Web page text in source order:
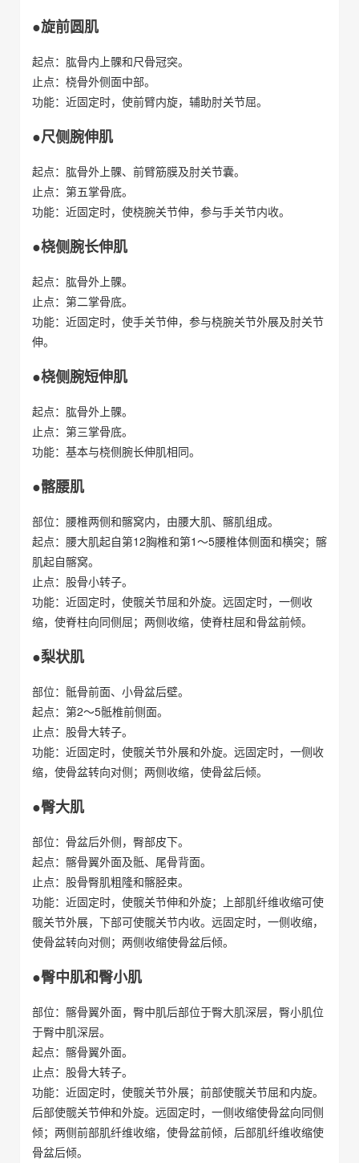
●旋前圆肌
起点：肱骨内上髁和尺骨冠突。
止点：桡骨外侧面中部。
功能：近固定时，使前臂内旋，辅助肘关节屈。
●尺侧腕伸肌
起点：肱骨外上髁、前臂筋膜及肘关节囊。
止点：第五掌骨底。
功能：近固定时，使桡腕关节伸，参与手关节内收。
●桡侧腕长伸肌
起点：肱骨外上髁。
止点：第二掌骨底。
功能：近固定时，使手关节伸，参与桡腕关节外展及肘关节
伸。
●桡侧腕短伸肌
起点：肱骨外上髁。
止点：第三掌骨底。
功能：基本与桡侧腕长伸肌相同。
●髂腰肌
部位：腰椎两侧和髂窝内，由腰大肌、髂肌组成。
起点：腰大肌起自第12胸椎和第1～5腰椎体侧面和横突；髂
肌起自髂窝。
止点：股骨小转子。
功能：近固定时，使髋关节屈和外旋。远固定时，一侧收
缩，使脊柱向同侧屈；两侧收缩，使脊柱屈和骨盆前倾。
●梨状肌
部位：骶骨前面、小骨盆后壁。
起点：第2～5骶椎前侧面。
止点：股骨大转子。
功能：近固定时，使髋关节外展和外旋。远固定时，一侧收
缩，使骨盆转向对侧；两侧收缩，使骨盆后倾。
●臀大肌
部位：骨盆后外侧，臀部皮下。
起点：髂骨翼外面及骶、尾骨背面。
止点：股骨臀肌粗隆和髂胫束。
功能：近固定时，使髋关节伸和外旋；上部肌纤维收缩可使
髋关节外展，下部可使髋关节内收。远固定时，一侧收缩，
使骨盆转向对侧；两侧收缩使骨盆后倾。
●臀中肌和臀小肌
部位：髂骨翼外面，臀中肌后部位于臀大肌深层，臀小肌位
于臀中肌深层。
起点：髂骨翼外面。
止点：股骨大转子。
功能：近固定时，使髋关节外展；前部使髋关节屈和内旋。
后部使髋关节伸和外旋。远固定时，一侧收缩使骨盆向同侧
倾；两侧前部肌纤维收缩，使骨盆前倾，后部肌纤维收缩使
骨盆后倾。